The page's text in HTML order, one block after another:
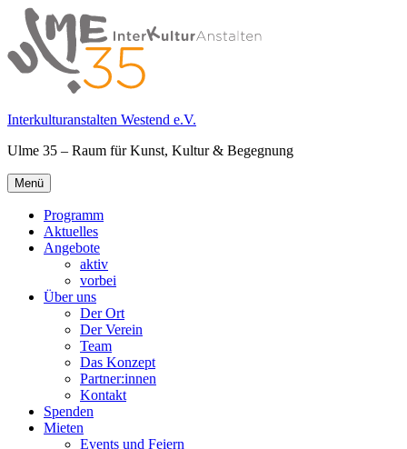
Springe
zum
Inhalt
Interkulturanstalten Westend e.V.
Ulme 35 – Raum für Kunst, Kultur & Begegnung
Primäres
Menü
Menü
Programm
Aktuelles
Angebote
aktiv
vorbei
Über uns
Der Ort
Der Verein
Team
Das Konzept
Partner:innen
Kontakt
Spenden
Mieten
Events und Feiern